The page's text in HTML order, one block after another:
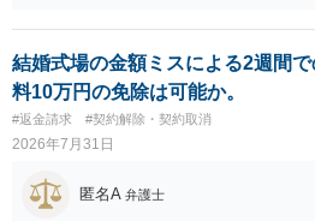
結婚式場の金額ミスによる2週間
料10万円の免除は可能か。
#返金請求 #契約解除・契約取消
2026年7月31日
匿名A 弁護士